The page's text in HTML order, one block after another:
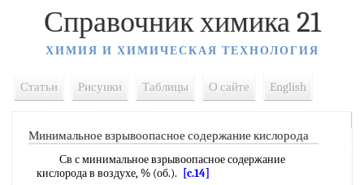
Справочник химика 21
ХИМИЯ И ХИМИЧЕСКАЯ ТЕХНОЛОГИЯ
Статьи Рисунки Таблицы О сайте English
Минимальное взрывоопасное содержание кислорода
Св с минимальное взрывоопасное содержание
кислорода в воздухе, % (об.).
[c.14]